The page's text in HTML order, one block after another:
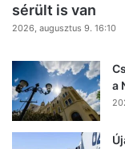
sérült is van
2026, augusztus 9. 16:10
a